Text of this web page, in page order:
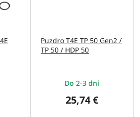
Puzdro T4E TP 50 Gen2 /
TP 50 / HDP 50
Do 2-3 dní
25,74 €